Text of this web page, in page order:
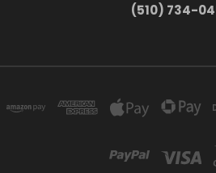
(510) 734-